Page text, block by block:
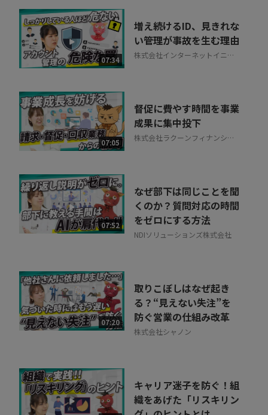
07:34
増え続けるID、見きれな
い管理が事故を生む理由
株式会社インターネットイニシ
07:05
督促に費やす時間を事業
成果に集中投下
株式会社ラクーンフィナンシャ
07:52
なぜ部下は同じことを聞
くのか？質問対応の時間
をゼロにする方法
NDIソリューションズ株式会社
07:20
取りこぼしはなぜ起き
る？“見えない失注”を
防ぐ営業の仕組み改革
株式会社シャノン
キャリア迷子を防ぐ！組
織をあげた「リスキリン